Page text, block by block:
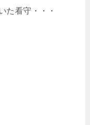
た看守・・・